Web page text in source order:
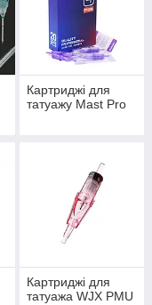
Картриджі для
татуажу Mast Pro
Картриджі для
татуажа WJX PMU